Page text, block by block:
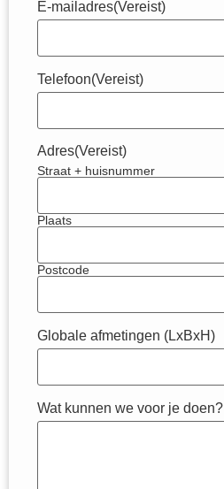
E-mailadres(Vereist)
Telefoon(Vereist)
Adres(Vereist)
Straat + huisnummer
Plaats
Postcode
Globale afmetingen (LxBxH)
Wat kunnen we voor je doen?